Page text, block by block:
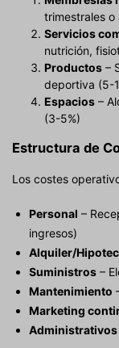
trimestrales o
Servicios
nutrición,
Productos –
deportiva (5-
Espacios –
(3-5%)
Estructura de
Los costes
Personal –
ingresos)
Alquiler/
Suministros –
Mantenimiento
Marketing
Administrativos